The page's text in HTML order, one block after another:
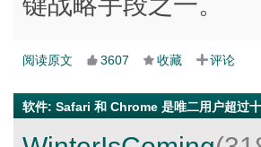
阅读原文 3607 收藏 评论
软件: Safari 和 Chrome 是唯二用户超过